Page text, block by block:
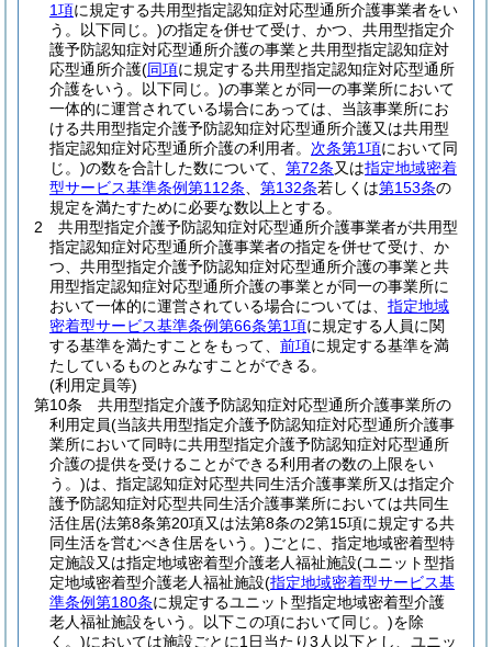
1項に規定する共用型指定認知症対応型通所介護事業者をい
う。以下同じ。)の指定を併せて受け、かつ、共用型指定介
護予防認知症対応型通所介護の事業と共用型指定認知症対
応型通所介護(同項に規定する共用型指定認知症対応型通所
介護をいう。以下同じ。)の事業とが同一の事業所において
一体的に運営されている場合にあっては、当該事業所にお
ける共用型指定介護予防認知症対応型通所介護又は共用型
指定認知症対応型通所介護の利用者。 次条第1項において同
じ。)の数を合計した数について、 第72条又は指定地域密着
型サービス基準条例第112条
第132条若しくは第153条の
規定を満たすために必要な数以上とする。
2
共用型指定介護予防認知症対応型通所介護事業者が共用型
指定認知症対応型通所介護事業者の指定を併せて受け、か
つ、共用型指定介護予防認知症対応型通所介護の事業と共
用型指定認知症対応型通所介護の事業とが同一の事業所に
おいて一体的に運営されている場合については、 指定地域
密着型サービス基準条例第66条第1項に規定する人員に関
する基準を満たすことをもって、 前項に規定する基準を満
たしているものとみなすことができる。
(利用定員等)
第10条
共用型指定介護予防認知症対応型通所介護事業所の
利用定員(当該共用型指定介護予防認知症対応型通所介護事
業所において同時に共用型指定介護予防認知症対応型通所
介護の提供を受けることができる利用者の数の上限をい
う。)は、指定認知症対応型共同生活介護事業所又は指定介
護予防認知症対応型共同生活介護事業所においては共同生
活住居(法第8条第20項又は法第8条の2第15項に規定する共
同生活を営むべき住居をいう。)ごとに、指定地域密着型特
定施設又は指定地域密着型介護老人福祉施設(ユニット型指
定地域密着型介護老人福祉施設(指定地域密着型サービス基
準条例第180条に規定するユニット型指定地域密着型介護
老人福祉施設をいう。以下この項において同じ。)を除
く。)においては施設ごとに1日当たり3人以下とし、ユニッ